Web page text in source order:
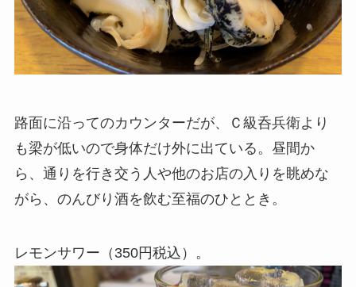
路面に沿ってのカウンターだが、Ｃ級呑兵衛より
も梁が低いので身体だけ外に出ている。昼間か
ら、通りを行き交う人や他のお店の入りを眺めな
がら、のんびり酒を飲む至福のひととき。
レモンサワー（350円税込）。